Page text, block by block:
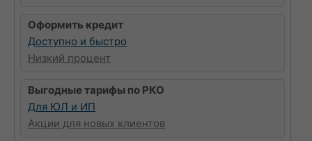
Оформить кредит
Доступно и быстро
Низкий процент
Выгодные тарифы по РКО
Для ЮЛ и ИП
Акции для новых клиентов